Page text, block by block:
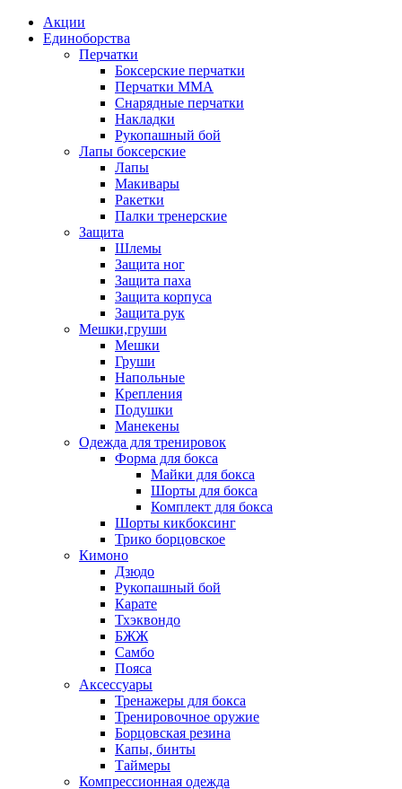
Акции
Единоборства
Перчатки
Боксерские перчатки
Перчатки ММА
Снарядные перчатки
Накладки
Рукопашный бой
Лапы боксерские
Лапы
Макивары
Ракетки
Палки тренерские
Защита
Шлемы
Защита ног
Защита паха
Защита корпуса
Защита рук
Мешки,груши
Мешки
Груши
Напольные
Крепления
Подушки
Манекены
Одежда для тренировок
Форма для бокса
Майки для бокса
Шорты для бокса
Комплект для бокса
Шорты кикбоксинг
Трико борцовское
Кимоно
Дзюдо
Рукопашный бой
Карате
Тхэквондо
БЖЖ
Самбо
Пояса
Аксессуары
Тренажеры для бокса
Тренировочное оружие
Борцовская резина
Капы, бинты
Таймеры
Компрессионная одежда